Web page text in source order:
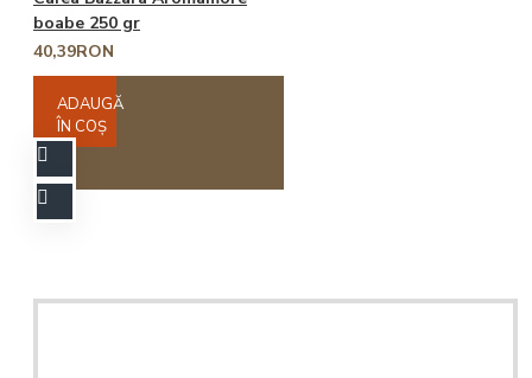
boabe 250 gr
40,39RON
ADAUGĂ
ÎN COŞ